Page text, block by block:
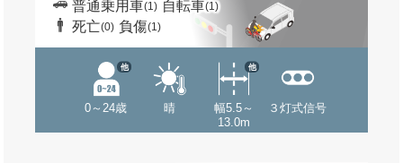
普通乗用車(1) 自転車(1)
死亡(0) 負傷(1)
0～24歳
他
晴
幅5.5～
13.0m
他
３灯式信号